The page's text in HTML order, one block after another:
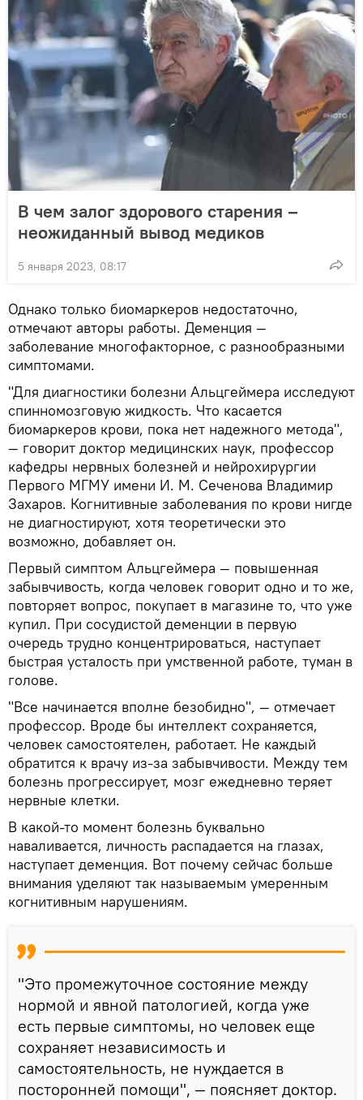
В чем залог здорового старения –
неожиданный вывод медиков
5 января 2023, 08:17
Однако только биомаркеров недостаточно,
отмечают авторы работы. Деменция —
заболевание многофакторное, с разнообразными
симптомами.
"Для диагностики болезни Альцгеймера исследуют
спинномозговую жидкость. Что касается
биомаркеров крови, пока нет надежного метода",
— говорит доктор медицинских наук, профессор
кафедры нервных болезней и нейрохирургии
Первого МГМУ имени И. М. Сеченова Владимир
Захаров. Когнитивные заболевания по крови нигде
не диагностируют, хотя теоретически это
возможно, добавляет он.
Первый симптом Альцгеймера — повышенная
забывчивость, когда человек говорит одно и то же,
повторяет вопрос, покупает в магазине то, что уже
купил. При сосудистой деменции в первую
очередь трудно концентрироваться, наступает
быстрая усталость при умственной работе, туман в
голове.
"Все начинается вполне безобидно", — отмечает
профессор. Вроде бы интеллект сохраняется,
человек самостоятелен, работает. Не каждый
обратится к врачу из-за забывчивости. Между тем
болезнь прогрессирует, мозг ежедневно теряет
нервные клетки.
В какой-то момент болезнь буквально
наваливается, личность распадается на глазах,
наступает деменция. Вот почему сейчас больше
внимания уделяют так называемым умеренным
когнитивным нарушениям.
"Это промежуточное состояние между
нормой и явной патологией, когда уже
есть первые симптомы, но человек еще
сохраняет независимость и
самостоятельность, не нуждается в
посторонней помощи", — поясняет доктор.